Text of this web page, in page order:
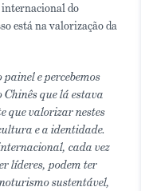
internacional do
está na valorização da
e percebemos
que lá estava
que valorizar nestes
e a identidade.
cada vez
líderes, podem ter
sustentável,